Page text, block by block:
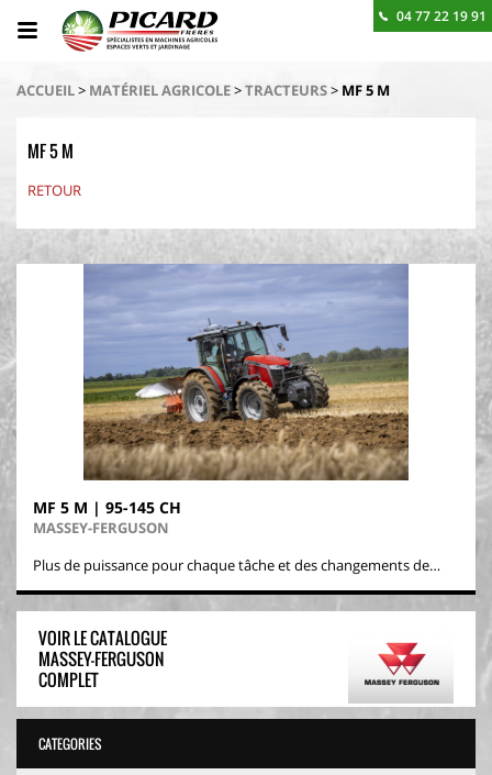
BESOIN D'UN RENSEIGNEMENT ? CONTACTEZ-NOUS
04 77 22 19 91
ACCUEIL> MATÉRIEL AGRICOLE>TRACTEURS> MF 5 M
VOIR LE CATALOGUE
MASSEY-FERGUSON
COMPLET
CATEGORIES
MF 5 M
RETOUR
MF 5 M | 95-145 CH
MASSEY-FERGUSON
Plus de puissance pour chaque tâche et des changements de…